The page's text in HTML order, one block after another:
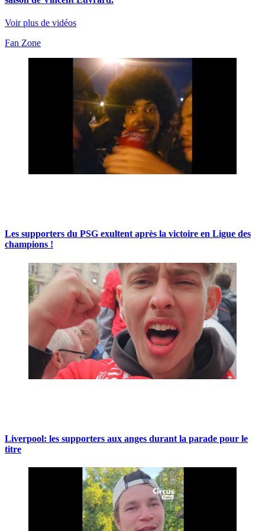
Voir plus de vidéos
Fan Zone
Les supporters du PSG exultent après la victoire en Ligue des
champions !
Liverpool: les supporters aux anges durant la parade pour le
titre